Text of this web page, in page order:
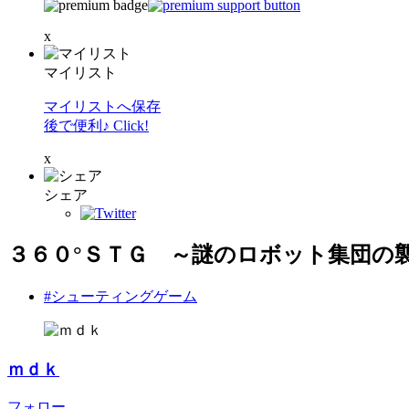
x
マイリスト
マイリストへ保存
後で便利♪ Click!
x
シェア
３６０°ＳＴＧ ～謎のロボット集団の
#シューティングゲーム
ｍｄｋ